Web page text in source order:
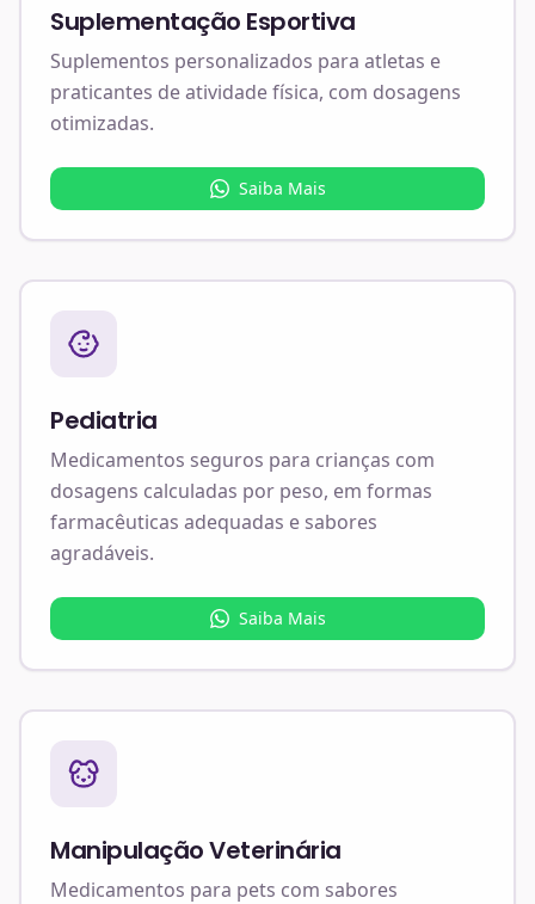
Suplementação Esportiva
Suplementos personalizados para atletas e
praticantes de atividade física, com dosagens
otimizadas.
Saiba Mais
Pediatria
Medicamentos seguros para crianças com
dosagens calculadas por peso, em formas
farmacêuticas adequadas e sabores
agradáveis.
Saiba Mais
Manipulação Veterinária
Medicamentos para pets com sabores